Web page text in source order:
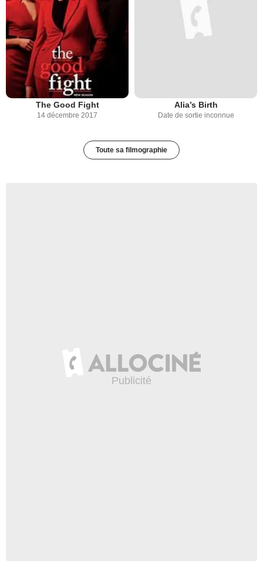
The Good Fight
14 décembre 2017
Alia’s Birth
Date de sortie inconnue
Toute sa filmographie